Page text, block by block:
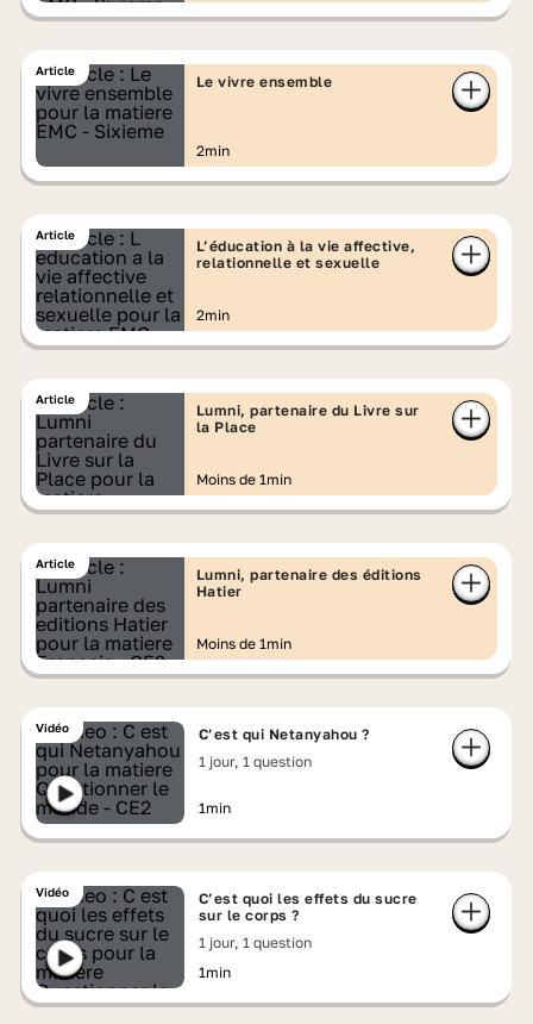
Article
Le vivre ensemble
2min
Article
L’éducation à la vie affective,
relationnelle et sexuelle
2min
Article
Lumni, partenaire du Livre sur
la Place
Moins de 1min
Article
Lumni, partenaire des éditions
Hatier
Moins de 1min
Vidéo
C’est qui Netanyahou ?
1 jour, 1 question
1min
Vidéo
C’est quoi les effets du sucre
sur le corps ?
1 jour, 1 question
1min